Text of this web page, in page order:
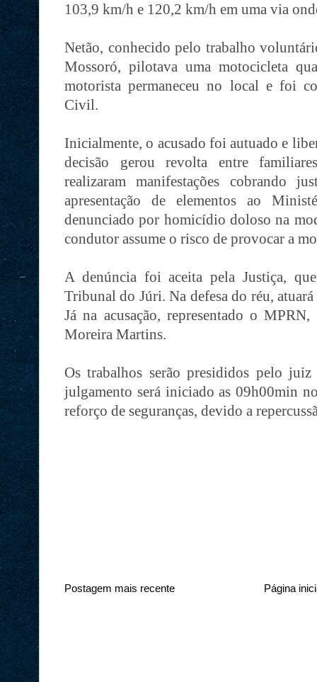
103,9 km/h e 120,2 km/h em uma via
Netão, conhecido pelo trabalho
Mossoró, pilotava uma motocicleta
motorista permaneceu no local e foi
Civil.
Inicialmente, o acusado foi autuado e
decisão gerou revolta entre
realizaram manifestações cobrando
apresentação de elementos ao
denunciado por homicídio doloso na
condutor assume o risco de provocar a
A denúncia foi aceita pela Justiça,
Tribunal do Júri. Na defesa do réu,
Já na acusação, representado o
Moreira Martins.
Os trabalhos serão presididos pelo
julgamento será iniciado as 09h00min
reforço de seguranças, devido a
Postagem mais recente Página